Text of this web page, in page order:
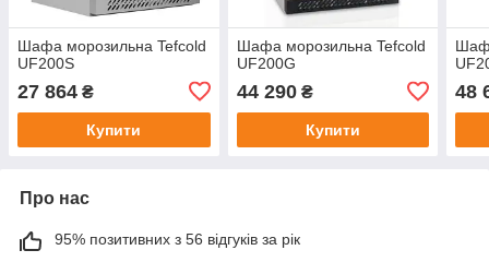
Шафа морозильна Tefcold
UF200S
27 864 ₴
Купити
Шафа морозильна Tefcold
UF200G
44 290₴
Купити
48
Про нас
95% позитивних з 56 відгуків за рік